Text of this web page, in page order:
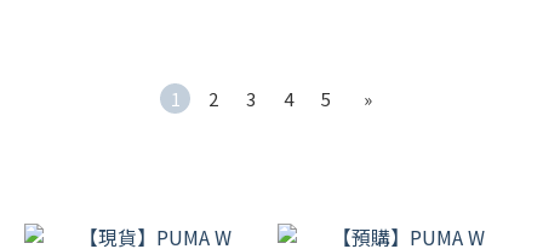
1 2 3 4 5 »